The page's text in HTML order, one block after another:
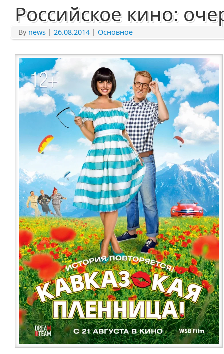
Российское кино:
By news | 26.08.2014 | Основное